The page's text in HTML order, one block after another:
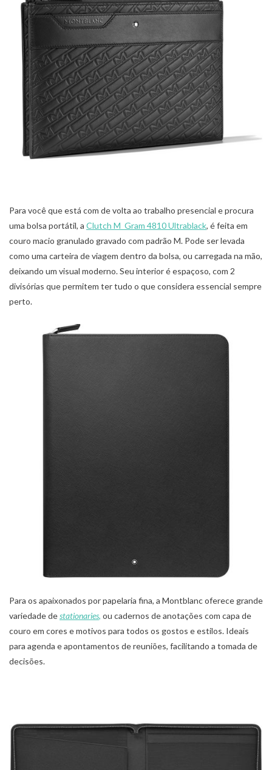
Para você que está com de volta ao trabalho presencial e procura
uma bolsa portátil, a Clutch M_Gram 4810 Ultrablack, é feita em
couro macio granulado gravado com padrão M. Pode ser levada
como uma carteira de viagem dentro da bolsa, ou carregada na mão,
deixando um visual moderno. Seu interior é espaçoso, com 2
divisórias que permitem ter tudo o que considera essencial sempre
perto.
Para os apaixonados por papelaria fina, a Montblanc oferece grande
variedade destationaries, ou cadernos de anotações com capa de
couro em cores e motivos para todos os gostos e estilos. Ideais
para agenda e apontamentos de reuniões, facilitando a tomada de
decisões.